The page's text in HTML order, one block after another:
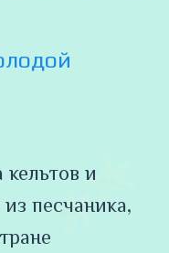
и
песчаника,